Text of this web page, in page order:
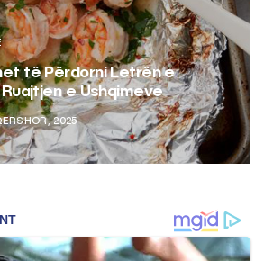
të Përdorni Letrën e
e Ushqimeve
2025